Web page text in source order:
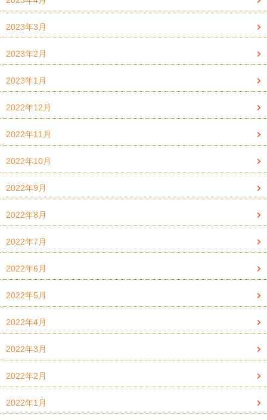
2023年3月
2023年2月
2023年1月
2022年12月
2022年11月
2022年10月
2022年9月
2022年8月
2022年7月
2022年6月
2022年5月
2022年4月
2022年3月
2022年2月
2022年1月